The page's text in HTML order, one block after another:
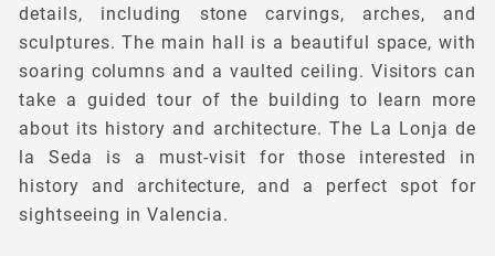
details, including stone carvings, arches, and
sculptures. The main hall is a beautiful space, with
soaring columns and a vaulted ceiling. Visitors can
take a guided tour of the building to learn more
about its history and architecture. The La Lonja de
la Seda is a must-visit for those interested in
history and architecture, and a perfect spot for
sightseeing in Valencia.